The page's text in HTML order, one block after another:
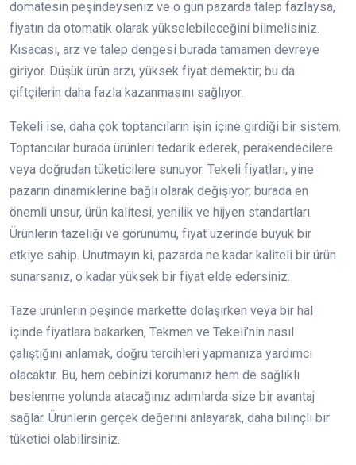
domatesin peşindeyseniz ve o gün pazarda talep fazlaysa,
fiyatın da otomatik olarak yükselebileceğini bilmelisiniz.
Kısacası, arz ve talep dengesi burada tamamen devreye
giriyor. Düşük ürün arzı, yüksek fiyat demektir; bu da
çiftçilerin daha fazla kazanmasını sağlıyor.
Tekeli ise, daha çok toptancıların işin içine girdiği bir sistem.
Toptancılar burada ürünleri tedarik ederek, perakendecilere
veya doğrudan tüketicilere sunuyor. Tekeli fiyatları, yine
pazarın dinamiklerine bağlı olarak değişiyor; burada en
önemli unsur, ürün kalitesi, yenilik ve hijyen standartları.
Ürünlerin tazeliği ve görünümü, fiyat üzerinde büyük bir
etkiye sahip. Unutmayın ki, pazarda ne kadar kaliteli bir ürün
sunarsanız, o kadar yüksek bir fiyat elde edersiniz.
Taze ürünlerin peşinde markette dolaşırken veya bir hal
içinde fiyatlara bakarken, Tekmen ve Tekeli’nin nasıl
çalıştığını anlamak, doğru tercihleri yapmanıza yardımcı
olacaktır. Bu, hem cebinizi korumanız hem de sağlıklı
beslenme yolunda atacağınız adımlarda size bir avantaj
sağlar. Ürünlerin gerçek değerini anlayarak, daha bilinçli bir
tüketici olabilirsiniz.